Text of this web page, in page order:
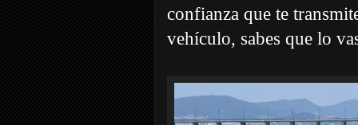
confianza que te
vehículo, sabes que lo